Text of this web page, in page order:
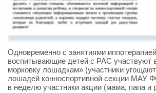
Одновременно с занятиями
воспитывающие детей с РАС участвуют
морковку лошадкам» (участники
лошадей конноспортивной секции МАУ
в неделю участники акции (мама, папа и